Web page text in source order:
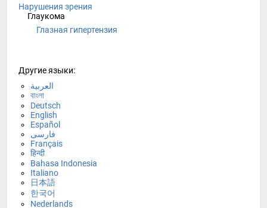
Нарушения зрения
Глаукома
Глазная гипертензия
Другие языки:
العربية
বাংলা
Deutsch
English
Español
فارسی
Français
हिन्दी
Bahasa Indonesia
Italiano
日本語
한국어
Nederlands